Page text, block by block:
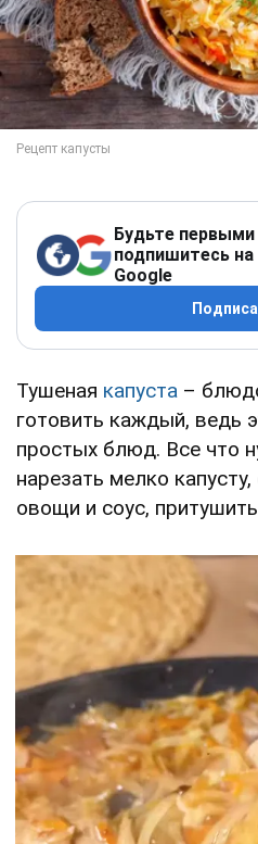
Будьте первыми
подпишитесь на
Google
Тушеная капуста –
готовить каждый, ведь
простых блюд. Все что
нарезать мелко
овощи и соус,